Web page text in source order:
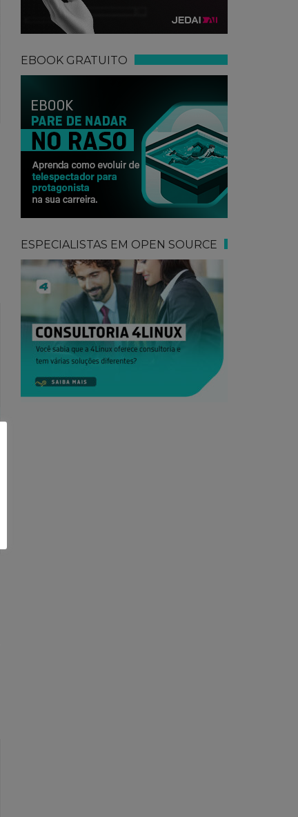
EBOOK GRATUITO
ESPECIALISTAS EM OPEN SOURCE